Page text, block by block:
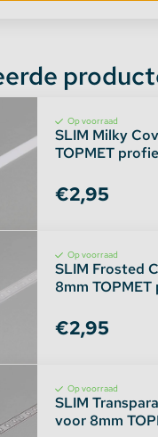
Op voorraad
SLIM Milky
TOPMET
€2,95
Op voorraad
SLIM Frosted
8mm
€2,95
Op voorraad
SLIM
voor 8mm